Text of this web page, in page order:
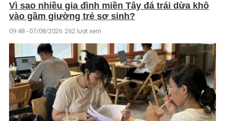
Vì sao nhiều gia đình miền Tây đá trái dừa khô
vào gầm giường trẻ sơ sinh?
09:48 - 07/08/2026 262 lượt xem